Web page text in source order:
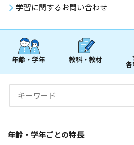
学習に関するお問い合わせ
年齢・学年 教科・教材
各
年齢・学年ごとの特長